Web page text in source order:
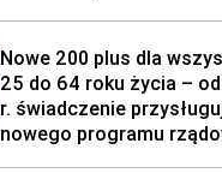
Nowe 200 plus dla
25 do 64 roku życia –
r. świadczenie
nowego programu